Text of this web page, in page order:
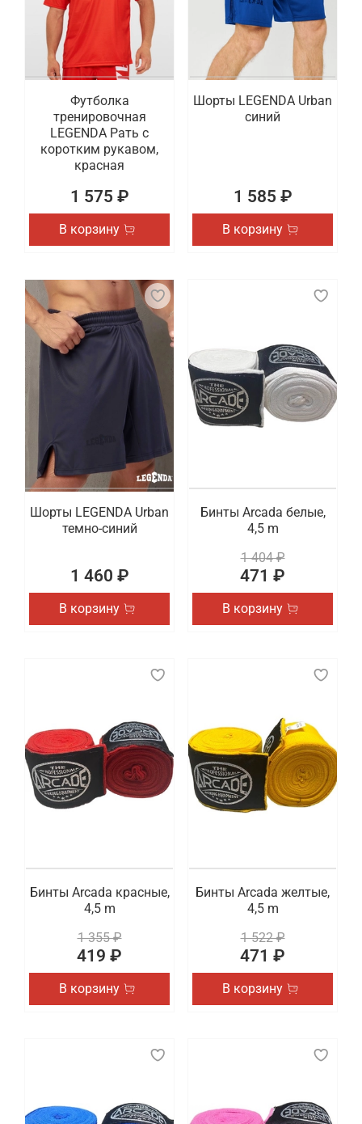
Футболка
тренировочная
LEGENDA Рать с
коротким рукавом,
красная
1 575 ₽
В корзину
Шорты LEGENDA Urban
синий
1 585 ₽
В корзину
Шорты LEGENDA Urban
темно-синий
1 460 ₽
В корзину
Бинты Arcada белые,
4,5 m
1 404 ₽
471 ₽
В корзину
Бинты Arcada красные,
4,5 m
1 355 ₽
419 ₽
В корзину
Бинты Arcada желтые,
4,5 m
1 522 ₽
471 ₽
В корзину